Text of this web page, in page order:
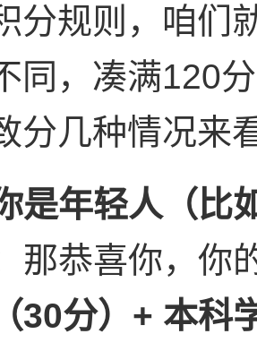
分规则，咱们
同，凑满120
分几种情况来
是年轻人（比
那恭喜你，你
30分）+ 本科